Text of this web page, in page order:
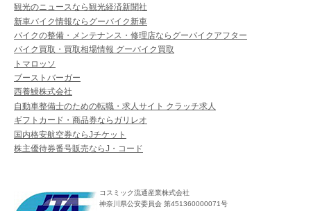
観光のニュースなら観光経済新聞社
新車バイク情報ならグーバイク新車
バイクの整備・メンテナンス・修理店ならグーバイクアフター
バイク買取・買取相場情報 グーバイク買取
トマロッソ
ブーストバーガー
西養鰻株式会社
自動車整備士のための転職・求人サイト クラッチ求人
ギフトカード・商品券ならガリレオ
国内格安航空券ならJチケット
株主優待券番号販売ならJ・コード
コスミック流通産業株式会社
神奈川県公安委員会 第451360000071号